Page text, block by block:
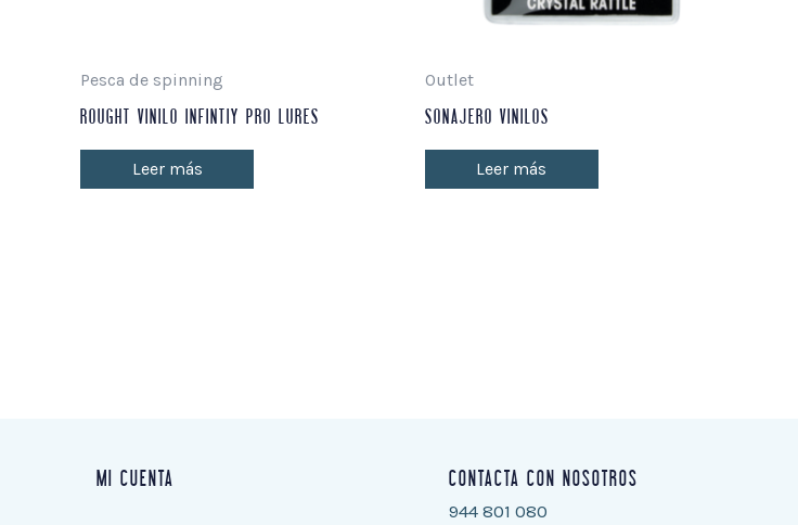
Pesca de spinning
ROUGHT VINILO INFINTIY PRO LURES
Leer más
Outlet
SONAJERO VINILOS
Leer más
MI CUENTA CONTACTA CON NOSOTROS
944 801 080